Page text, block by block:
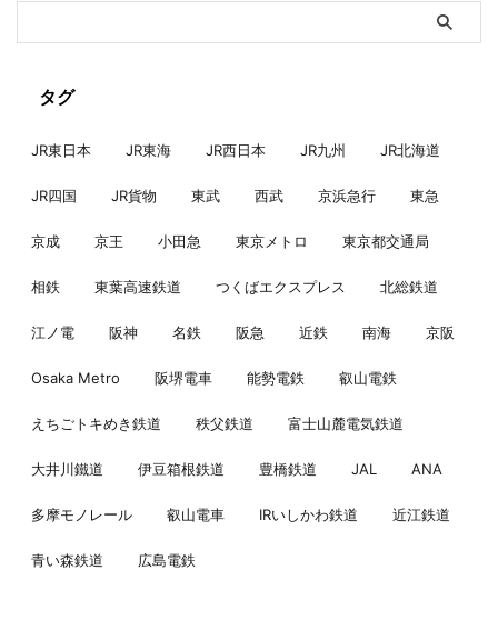
タグ
JR東日本 JR東海 JR西日本 JR九州 JR北海道
JR四国 JR貨物 東武 西武 京浜急行 東急
京成 京王 小田急 東京メトロ 東京都交通局
相鉄 東葉高速鉄道 つくばエクスプレス 北総鉄道
江ノ電 阪神 名鉄 阪急 近鉄 南海 京阪
Osaka Metro 阪堺電車 能勢電鉄 叡山電鉄
えちごトキめき鉄道 秩父鉄道 富士山麓電気鉄道
大井川鐵道 伊豆箱根鉄道 豊橋鉄道 JAL ANA
多摩モノレール 叡山電車 IRいしかわ鉄道 近江鉄道
青い森鉄道 広島電鉄